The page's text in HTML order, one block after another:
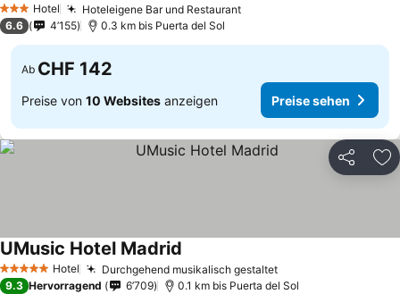
3 SterneHotel Hoteleigene Bar und RestaurantPreise sehen
6.6 4’155 0.3 km bis Puerta del Sol
Ab CHF 142
Preise von 10 Websites anzeigen Preise sehen
Teilen
5 Sterne Hotel Durchgehend musikalisch gestaltetPreise sehen
UMusic Hotel Madrid
9.3 Hervorragend 6’709 0.1 km bis Puerta del Sol